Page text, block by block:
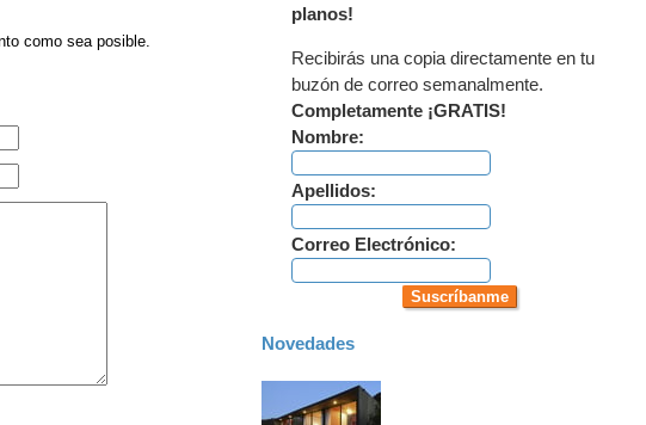
como sea posible.
planos!
Recibirás una copia directamente en tu
buzón de correo semanalmente.
Completamente ¡GRATIS!
Nombre:
Apellidos:
Correo Electrónico:
Novedades